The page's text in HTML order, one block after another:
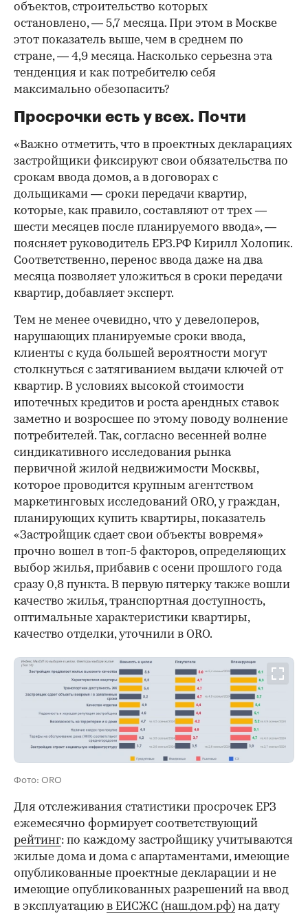
объектов, строительство которых
остановлено, — 5,7 месяца. При этом в Москве
этот показатель выше, чем в среднем по
стране, — 4,9 месяца. Насколько серьезна эта
тенденция и как потребителю себя
максимально обезопасить?
Просрочки есть у всех. Почти
«Важно отметить, что в проектных декларациях
застройщики фиксируют свои обязательства по
срокам ввода домов, а в договорах с
дольщиками — сроки передачи квартир,
которые, как правило, составляют от трех —
шести месяцев после планируемого ввода», —
поясняет руководитель ЕРЗ.РФ Кирилл Холопик.
Соответственно, перенос ввода даже на два
месяца позволяет уложиться в сроки передачи
квартир, добавляет эксперт.
Тем не менее очевидно, что у девелоперов,
нарушающих планируемые сроки ввода,
клиенты с куда большей вероятности могут
столкнуться с затягиванием выдачи ключей от
квартир. В условиях высокой стоимости
ипотечных кредитов и роста арендных ставок
заметно и возросшее по этому поводу волнение
потребителей. Так, согласно весенней волне
синдикативного исследования рынка
первичной жилой недвижимости Москвы,
которое проводится крупным агентством
маркетинговых исследований ORO, у граждан,
планирующих купить квартиры, показатель
«Застройщик сдает свои объекты вовремя»
прочно вошел в топ-5 факторов, определяющих
выбор жилья, прибавив с осени прошлого года
сразу 0,8 пункта. В первую пятерку также вошли
качество жилья, транспортная доступность,
оптимальные характеристики квартиры,
качество отделки, уточнили в ORO.
Фото: ORO
Для отслеживания статистики просрочек ЕРЗ
ежемесячно формирует соответствующий
рейтинг: по каждому застройщику учитываются
жилые дома и дома с апартаментами, имеющие
опубликованные проектные декларации и не
имеющие опубликованных разрешений на ввод
в эксплуатацию в ЕИСЖС (наш.дом.рф) на дату